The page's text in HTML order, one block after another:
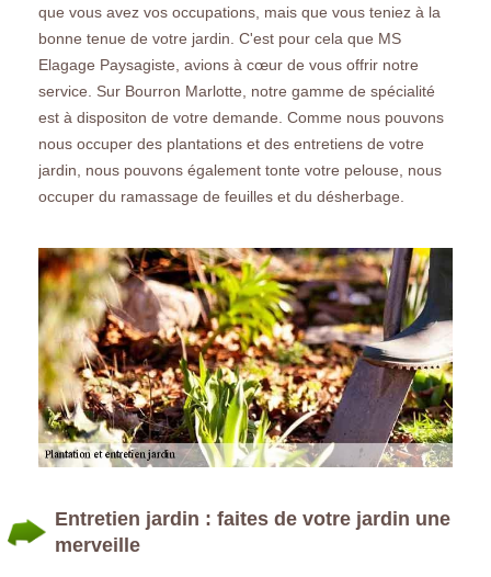
que vous avez vos occupations, mais que vous teniez à la
bonne tenue de votre jardin. C'est pour cela que MS
Elagage Paysagiste, avions à cœur de vous offrir notre
service. Sur Bourron Marlotte, notre gamme de spécialité
est à dispositon de votre demande. Comme nous pouvons
nous occuper des plantations et des entretiens de votre
jardin, nous pouvons également tonte votre pelouse, nous
occuper du ramassage de feuilles et du désherbage.
Entretien jardin : faites de votre jardin une
merveille